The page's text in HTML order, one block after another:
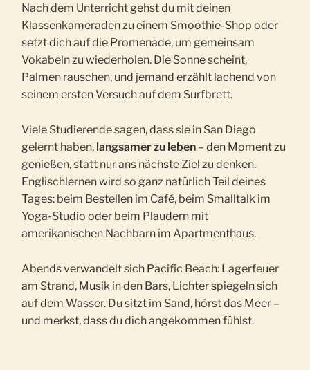
Nach dem Unterricht gehst du mit deinen
Klassenkameraden zu einem Smoothie-Shop oder
setzt dich auf die Promenade, um gemeinsam
Vokabeln zu wiederholen. Die Sonne scheint,
Palmen rauschen, und jemand erzählt lachend von
seinem ersten Versuch auf dem Surfbrett.
Viele Studierende sagen, dass sie in San Diego
gelernt haben, langsamer zu leben – den Moment zu
genießen, statt nur ans nächste Ziel zu denken.
Englischlernen wird so ganz natürlich Teil deines
Tages: beim Bestellen im Café, beim Smalltalk im
Yoga-Studio oder beim Plaudern mit
amerikanischen Nachbarn im Apartmenthaus.
Abends verwandelt sich Pacific Beach: Lagerfeuer
am Strand, Musik in den Bars, Lichter spiegeln sich
auf dem Wasser. Du sitzt im Sand, hörst das Meer –
und merkst, dass du dich angekommen fühlst.